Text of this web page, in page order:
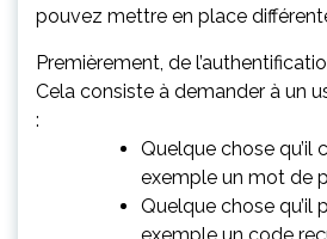
pouvez mettre en place
Premièrement, de
Cela consiste à demander à un
:
Quelque chose qu’il
exemple un mot de
Quelque chose qu’il